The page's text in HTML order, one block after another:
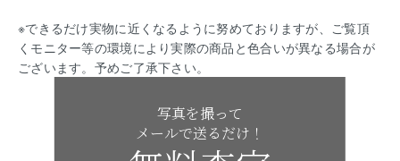
※できるだけ実物に近くなるように努めておりますが、ご覧頂
くモニター等の環境により実際の商品と色合いが異なる場合が
ございます。予めご了承下さい。
写真を撮って
メールで送るだけ！